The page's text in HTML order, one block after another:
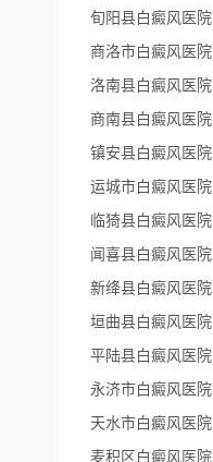
旬阳县白癜风医院
商洛市白癜风医院
洛南县白癜风医院
商南县白癜风医院
镇安县白癜风医院
运城市白癜风医院
临猗县白癜风医院
闻喜县白癜风医院
新绛县白癜风医院
垣曲县白癜风医院
平陆县白癜风医院
永济市白癜风医院
天水市白癜风医院
麦积区白癜风医院